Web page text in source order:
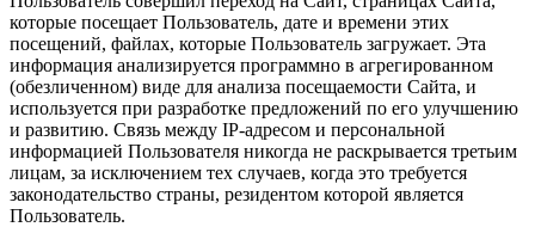
которые посещает Пользователь, дате и времени этих
посещений, файлах, которые Пользователь загружает. Эта
информация анализируется программно в агрегированном
(обезличенном) виде для анализа посещаемости Сайта, и
используется при разработке предложений по его улучшению
и развитию. Связь между IP-адресом и персональной
информацией Пользователя никогда не раскрывается третьим
лицам, за исключением тех случаев, когда это требуется
законодательство страны, резидентом которой является
Пользователь.